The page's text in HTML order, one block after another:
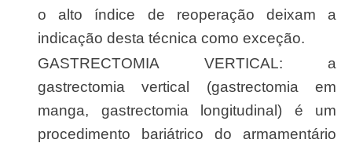
o alto índice de reoperação deixam a
indicação desta técnica como exceção.
GASTRECTOMIA VERTICAL: a
gastrectomia vertical (gastrectomia em
manga, gastrectomia longitudinal) é um
procedimento bariátrico do armamentário